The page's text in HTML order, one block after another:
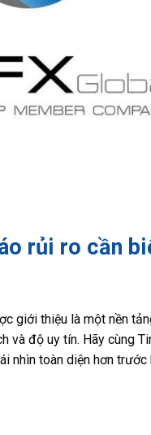
rủi ro cần
giới thiệu là một nền
độ uy tín. Hãy cùng
nhìn toàn diện hơn